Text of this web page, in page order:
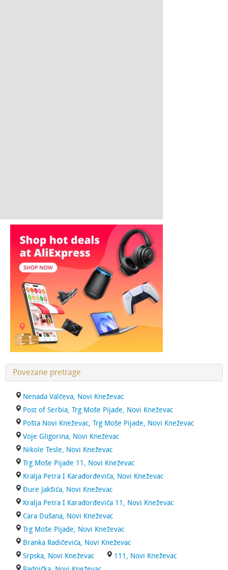
Povezane pretrage
Nenada Valčeva, Novi Kneževac
Post of Serbia, Trg Moše Pijade, Novi Kneževac
Pošta Novi Kneževac, Trg Moše Pijade, Novi Kneževac
Voje Gligorina, Novi Kneževac
Nikole Tesle, Novi Kneževac
Trg Moše Pijade 11, Novi Kneževac
Kralja Petra I Karađorđevića, Novi Kneževac
Đure Jakšića, Novi Kneževac
Kralja Petra I Karađorđevića 11, Novi Kneževac
Cara Dušana, Novi Kneževac
Trg Moše Pijade, Novi Kneževac
Branka Radičevića, Novi Kneževac
Srpska, Novi Kneževac
111, Novi Kneževac